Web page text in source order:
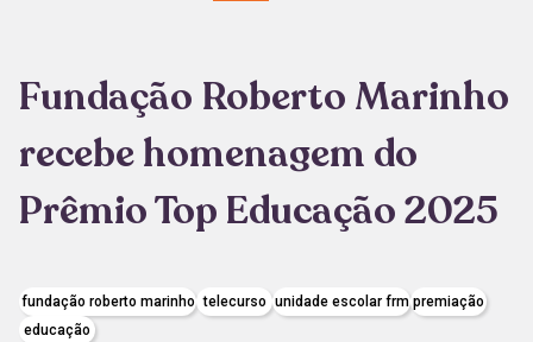
Fundação Roberto Marinho
recebe homenagem do
Prêmio Top Educação 2025
fundação roberto marinho telecurso unidade escolar frm premiação
educação